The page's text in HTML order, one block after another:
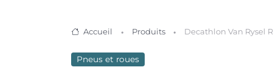
Accueil Produits Decathlon Van Rysel
Pneus et roues